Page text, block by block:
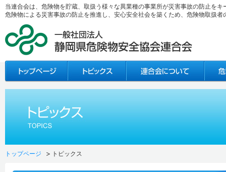
当連合会は、危険物を貯蔵、取扱う様々な異業種の事業所が災害事故の防止を
危険物による災害事故の防止を推進し、安心安全社会を築くため、危険物取扱
トップページ トピックス